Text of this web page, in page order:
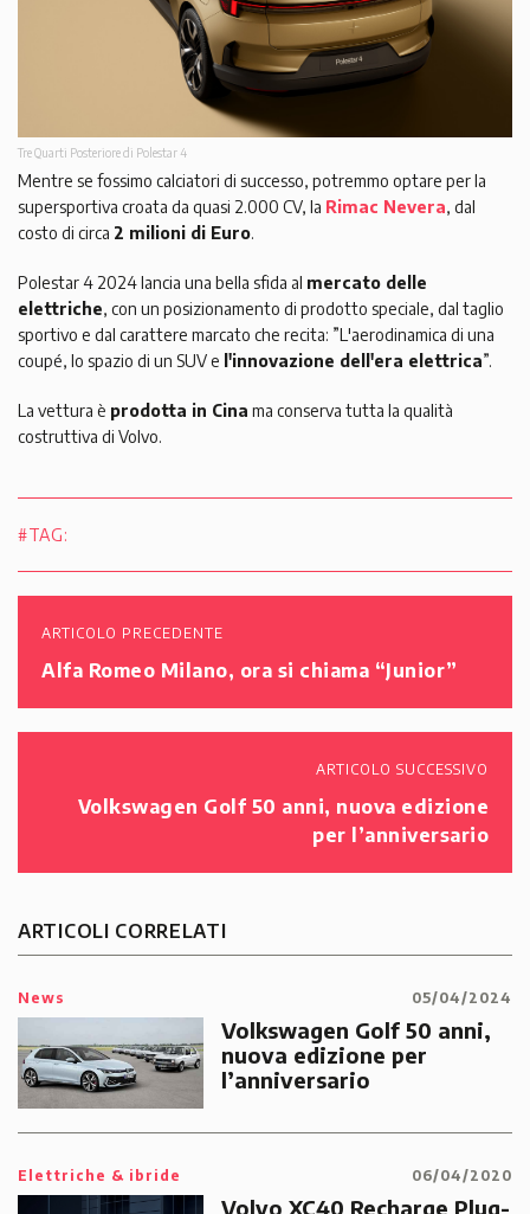
Tre Quarti Posteriore di Polestar 4
Mentre se fossimo calciatori di successo, potremmo optare per la
supersportiva croata da quasi 2.000 CV, la Rimac Nevera, dal
costo di circa 2 milioni di Euro.
Polestar 4 2024 lancia una bella sfida al mercato delle
elettriche, con un posizionamento di prodotto speciale, dal taglio
sportivo e dal carattere marcato che recita: ”L'aerodinamica di una
coupé, lo spazio di un SUV e l'innovazione dell'era elettrica”.
La vettura è prodotta in Cina ma conserva tutta la qualità
costruttiva di Volvo.
#TAG:
ARTICOLO PRECEDENTE
Alfa Romeo Milano, ora si chiama “Junior”
ARTICOLO SUCCESSIVO
Volkswagen Golf 50 anni, nuova edizione
per l’anniversario
ARTICOLI CORRELATI
News 05/04/2024
Volkswagen Golf 50 anni,
nuova edizione per
l’anniversario
Elettriche & ibride 06/04/2020
Volvo XC40 Recharge Plug-